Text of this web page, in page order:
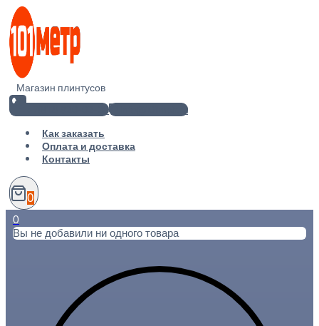
Перейти
содержимому
Магазин плинтусов
+7(812) 920-02-38
info@101metr.ru
Как заказать
Оплата и доставка
Контакты
0
0
Вы не добавили ни одного товара